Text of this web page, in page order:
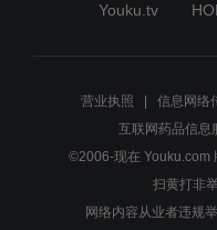
Youku.tv
营业执照 信息网络
互联网药品信息
©2006-现在 Youku.com
扫黄打非
网络内容从业者违规